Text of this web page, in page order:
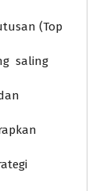
(Top
saling